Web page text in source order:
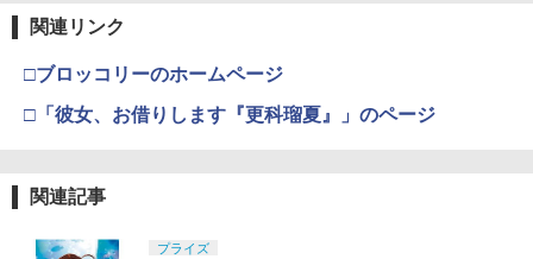
関連リンク
□ブロッコリーのホームページ
□「彼女、お借りします『更科瑠夏』」のページ
関連記事
プライズ